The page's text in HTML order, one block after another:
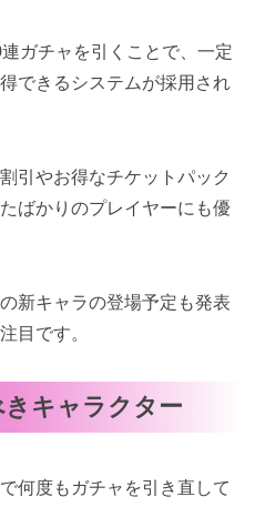
ガチャを引くことで、一定
できるシステムが採用され
引やお得なチケットパック
ばかりのプレイヤーにも優
新キャラの登場予定も発表
目です。
キャラクター
何度もガチャを引き直して